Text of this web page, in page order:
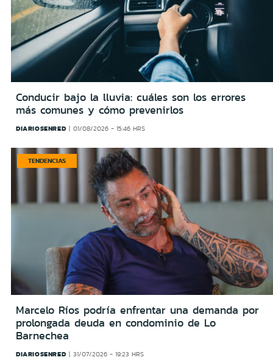
Conducir bajo la lluvia: cuáles son los errores
más comunes y cómo prevenirlos
DIARIOSENRED 01/08/2026 - 15:46 HRS
TENDENCIAS
Marcelo Ríos podría enfrentar una demanda por
prolongada deuda en condominio de Lo
Barnechea
DIARIOSENRED 31/07/2026 - 19:23 HRS